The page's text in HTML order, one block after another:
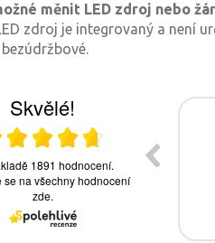
měnit LED zdroj nebo
zdroj je integrovaný a není